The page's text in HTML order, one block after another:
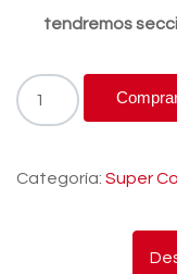
tendremos
Categoría: Super